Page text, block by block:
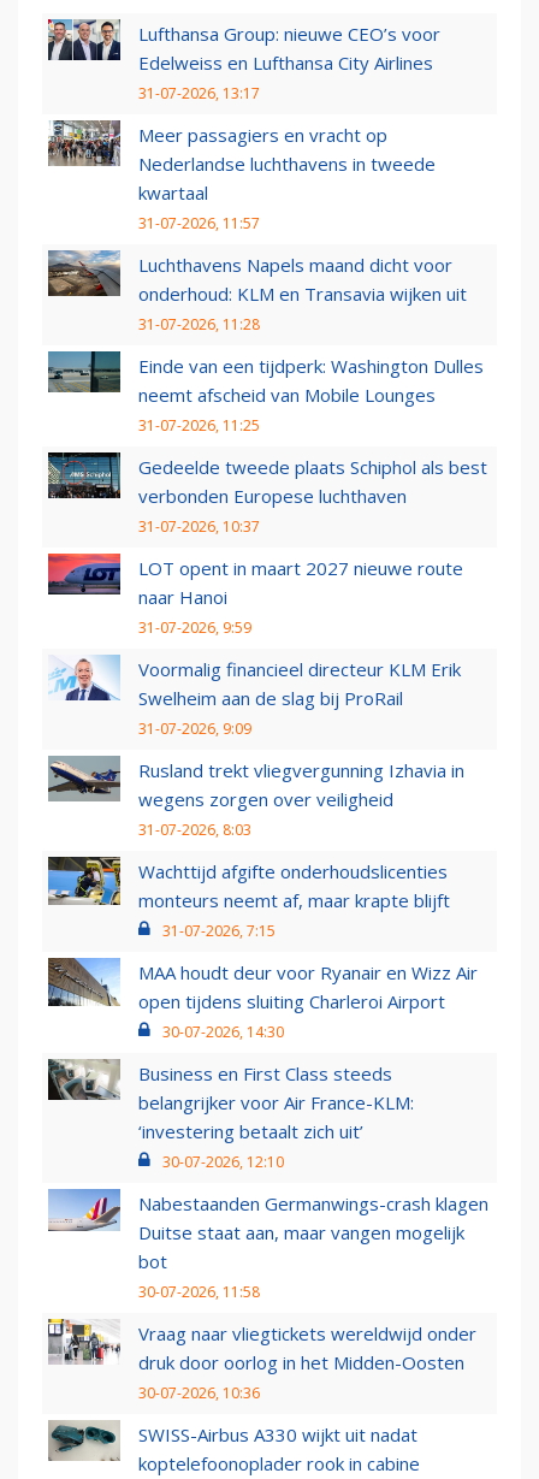
Lufthansa Group: nieuwe CEO’s voor
Edelweiss en Lufthansa City Airlines
31-07-2026, 13:17
Meer passagiers en vracht op
Nederlandse luchthavens in tweede
kwartaal
31-07-2026, 11:57
Luchthavens Napels maand dicht voor
onderhoud: KLM en Transavia wijken uit
31-07-2026, 11:28
Einde van een tijdperk: Washington Dulles
neemt afscheid van Mobile Lounges
31-07-2026, 11:25
Gedeelde tweede plaats Schiphol als best
verbonden Europese luchthaven
31-07-2026, 10:37
LOT opent in maart 2027 nieuwe route
naar Hanoi
31-07-2026, 9:59
Voormalig financieel directeur KLM Erik
Swelheim aan de slag bij ProRail
31-07-2026, 9:09
Rusland trekt vliegvergunning Izhavia in
wegens zorgen over veiligheid
31-07-2026, 8:03
Wachttijd afgifte onderhoudslicenties
monteurs neemt af, maar krapte blijft
31-07-2026, 7:15
MAA houdt deur voor Ryanair en Wizz Air
open tijdens sluiting Charleroi Airport
30-07-2026, 14:30
Business en First Class steeds
belangrijker voor Air France-KLM:
‘investering betaalt zich uit’
30-07-2026, 12:10
Nabestaanden Germanwings-crash klagen
Duitse staat aan, maar vangen mogelijk
bot
30-07-2026, 11:58
Vraag naar vliegtickets wereldwijd onder
druk door oorlog in het Midden-Oosten
30-07-2026, 10:36
SWISS-Airbus A330 wijkt uit nadat
koptelefoonoplader rook in cabine